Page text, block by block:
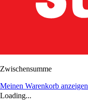
Zwischensumme
Meinen Warenkorb anzeigen
Loading...